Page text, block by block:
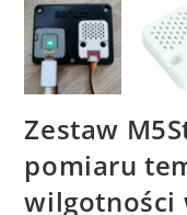
Zestaw
pomiaru
wilgotności